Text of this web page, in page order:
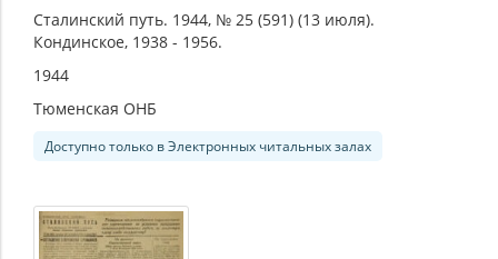
Сталинский путь. 1944, № 25 (591) (13 июля).
Кондинское, 1938 - 1956.
1944
Тюменская ОНБ
Доступно только в Электронных читальных залах